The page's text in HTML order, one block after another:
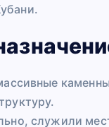
служили